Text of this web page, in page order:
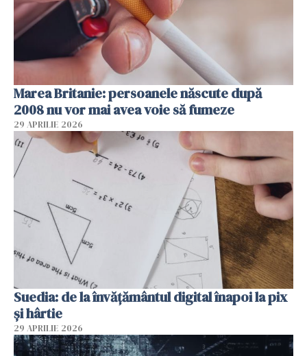
Marea Britanie: persoanele născute după
2008 nu vor mai avea voie să fumeze
29 APRILIE 2026
Suedia: de la învățământul digital înapoi la pix
și hârtie
29 APRILIE 2026